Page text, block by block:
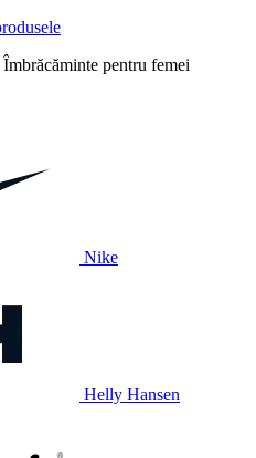
Îmbrăcăminte pentru femei
Nike
Helly Hansen